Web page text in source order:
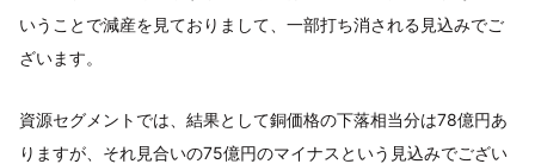
いうことで減産を見ておりまして、一部打ち消される見込みでご
ざいます。
資源セグメントでは、結果として銅価格の下落相当分は78億円あ
りますが、それ見合いの75億円のマイナスという見込みでござい